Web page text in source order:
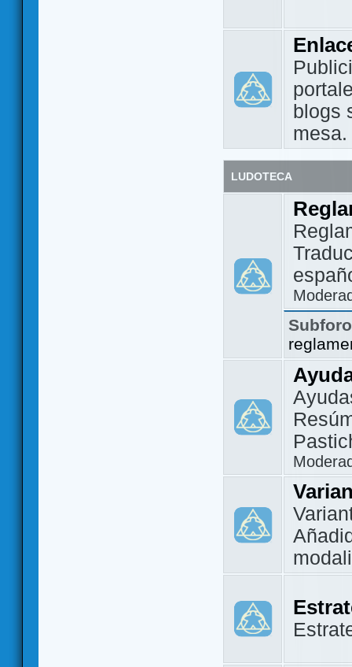
blogs
mesa.
LUDOTECA